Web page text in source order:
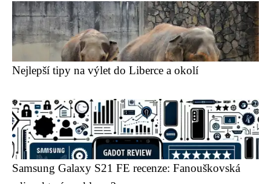
Nejlepší tipy na výlet do Liberce a okolí
Samsung Galaxy S21 FE recenze: Fanouškovská